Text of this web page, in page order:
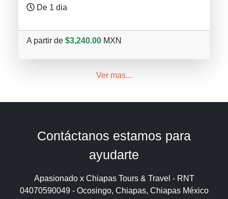
De 1 dia
A partir de $3,240.00 MXN
Ver mas...
Contáctanos estamos para
ayudarte
Apasionado x Chiapas Tours & Travel - RNT
04070590049 - Ocosingo, Chiapas, Chiapas México